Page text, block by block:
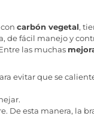
carbón vegetal,
de fácil manejo y
las muchas
evitar que se
De esta manera, la